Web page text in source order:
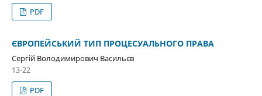
PDF
ЄВРОПЕЙСЬКИЙ ТИП ПРОЦЕСУАЛЬНОГО ПРАВА
Сергій Володимирович Васильєв
13-22
PDF